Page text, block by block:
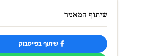
שיתוף המאמר
שיתוף בפייסבוק